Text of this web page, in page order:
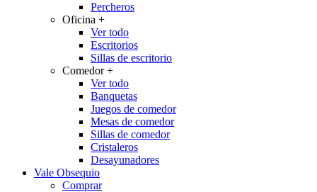
Percheros
Oficina +
Ver todo
Escritorios
Sillas de escritorio
Comedor+
Ver todo
Banquetas
Juegos de comedor
Mesas de comedor
Sillas de comedor
Cristaleros
Desayunadores
Vale Obsequio
Comprar